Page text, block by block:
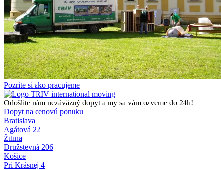
Pozrite si ako pracujeme
Odošlite nám nezáväzný dopyt a my sa vám ozveme do 24h!
Dopyt na cenovú ponuku
Bratislava
Agátová 22
Žilina
Družstevná 206
Košice
Pri Krásnej 4